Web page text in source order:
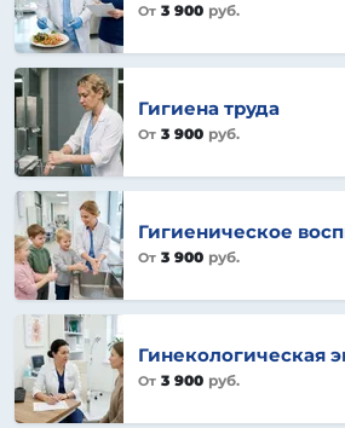
От 3 900 руб.
Гигиена труда
От 3 900 руб.
Гигиеническое
От 3 900 руб.
Гинекологическая
От 3 900 руб.